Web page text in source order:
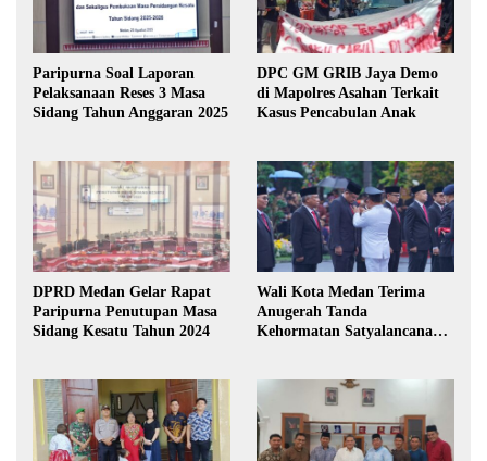
Paripurna Soal Laporan
Pelaksanaan Reses 3 Masa
Sidang Tahun Anggaran 2025
DPC GM GRIB Jaya Demo
di Mapolres Asahan Terkait
Kasus Pencabulan Anak
DPRD Medan Gelar Rapat
Paripurna Penutupan Masa
Sidang Kesatu Tahun 2024
Wali Kota Medan Terima
Anugerah Tanda
Kehormatan Satyalancana